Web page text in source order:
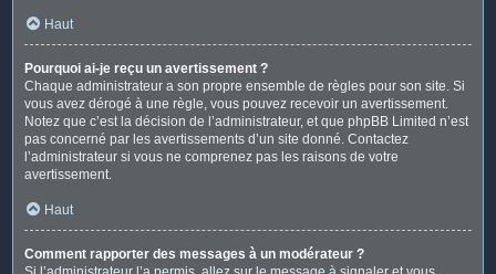
Haut
Pourquoi ai-je reçu un avertissement ?
Chaque administrateur a son propre ensemble de règles pour son site. Si
vous avez dérogé à une règle, vous pouvez recevoir un avertissement.
Notez que c’est la décision de l’administrateur, et que phpBB Limited n’est
pas concerné par les avertissements d’un site donné. Contactez
l’administrateur si vous ne comprenez pas les raisons de votre
avertissement.
Haut
Comment rapporter des messages à un modérateur ?